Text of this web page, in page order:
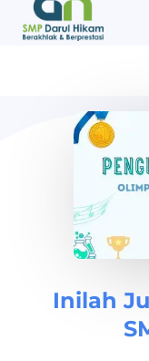
Inilah